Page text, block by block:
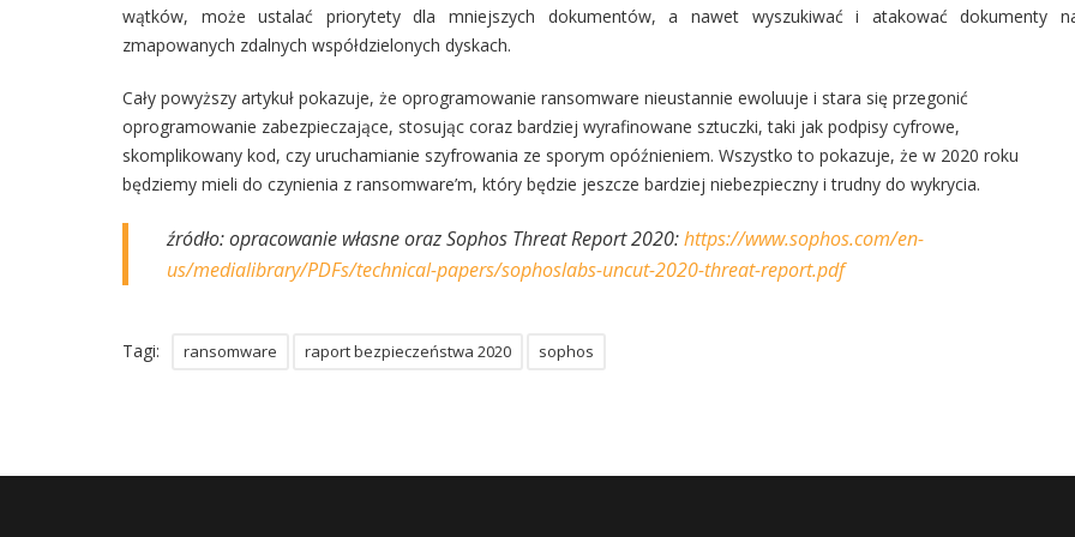
wątków, może ustalać priorytety dla mniejszych dokumentów, a nawet wyszukiwać i atakować dokumenty
zmapowanych zdalnych współdzielonych dyskach.
Cały powyższy artykuł pokazuje, że oprogramowanie ransomware nieustannie ewoluuje i stara się przegonić
oprogramowanie zabezpieczające, stosując coraz bardziej wyrafinowane sztuczki, taki jak podpisy cyfrowe,
skomplikowany kod, czy uruchamianie szyfrowania ze sporym opóźnieniem. Wszystko to pokazuje, że w 2020 roku
będziemy mieli do czynienia z ransomware’m, który będzie jeszcze bardziej niebezpieczny i trudny do wykrycia.
źródło: opracowanie własne oraz Sophos Threat Report 2020:https://www.sophos.com/en-
us/medialibrary/PDFs/technical-papers/sophoslabs-uncut-2020-threat-report.pdf
Tagi: ransomware raport bezpieczeństwa 2020 sophos